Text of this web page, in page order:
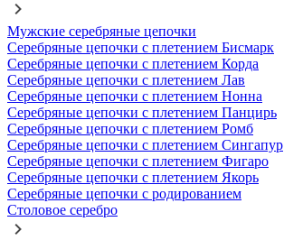
Мужские серебряные цепочки
Серебряные цепочки с плетением Бисмарк
Серебряные цепочки с плетением Корда
Серебряные цепочки с плетением Лав
Серебряные цепочки с плетением Нонна
Серебряные цепочки с плетением Панцирь
Серебряные цепочки с плетением Ромб
Серебряные цепочки с плетением Сингапур
Серебряные цепочки с плетением Фигаро
Серебряные цепочки с плетением Якорь
Серебряные цепочки с родированием
Столовое серебро